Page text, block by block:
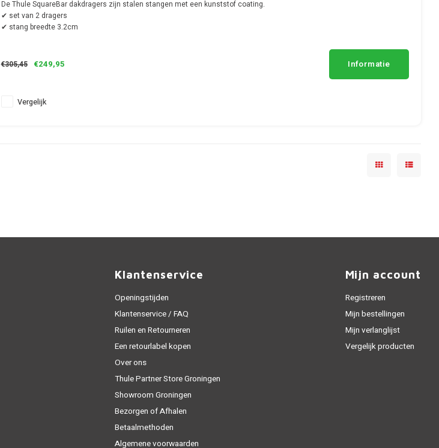
De Thule SquareBar dakdragers zijn stalen stangen met een kunststof coating.
✔ set van 2 dragers
✔ stang breedte 3.2cm
€305,45 €249,95 Informatie
Vergelijk
Klantenservice
Openingstijden
Klantenservice / FAQ
Ruilen en Retourneren
Een retourlabel kopen
Over ons
Thule Partner Store Groningen
Showroom Groningen
Bezorgen of Afhalen
Betaalmethoden
Algemene voorwaarden
Mijn account
Registreren
Mijn bestellingen
Mijn verlanglijst
Vergelijk producten